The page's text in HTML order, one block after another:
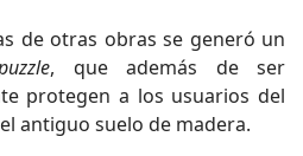
de otras obras se generó un
, que además de ser
protegen a los usuarios del
antiguo suelo de madera.